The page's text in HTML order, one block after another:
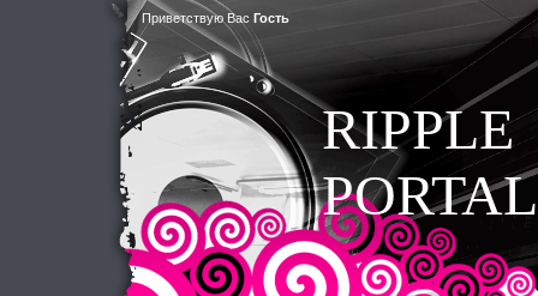
Приветствую Вас Гость
RIPPLE
PORTAL